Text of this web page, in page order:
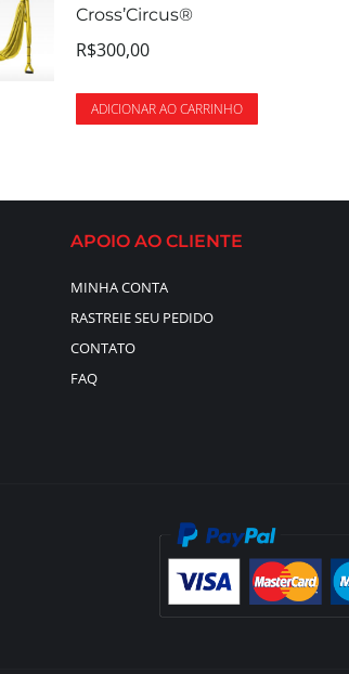
Cross’Circus®
R$300,00
ADICIONAR AO CARRINHO
APOIO AO CLIENTE
MINHA CONTA
RASTREIE SEU PEDIDO
CONTATO
FAQ